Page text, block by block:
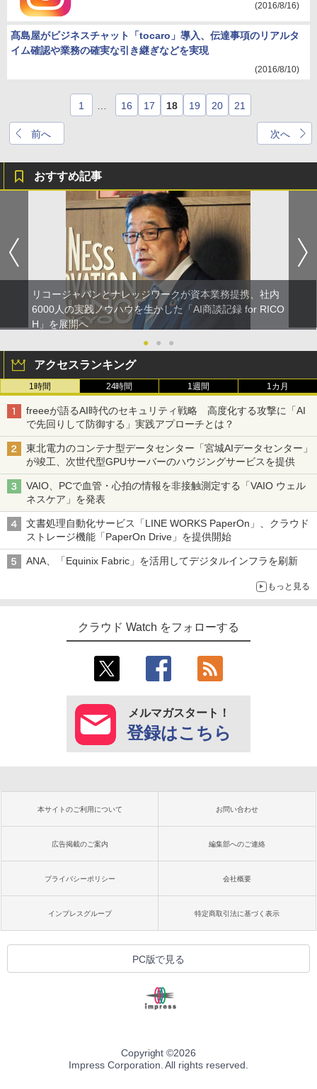
(2016/8/16)
髙島屋がビジネスチャット「tocaro」導入、伝達事項のリアルタ
イム確認や業務の確実な引き継ぎなどを実現
(2016/8/10)
前へ
1 16 17 18 19 20 21
次へ
おすすめ記事
リコージャパンとナレッジワークが資本業務提携、社内
6000人の実践ノウハウを生かした「AI商談記録 for RICO
H」を展開へ
●
● ●
アクセスランキング
1時間 24時間 1週間 1カ月
freeeが語るAI時代のセキュリティ戦略 高度化する攻撃に「AI
で先回りして防御する」実践アプローチとは？
東北電力のコンテナ型データセンター「宮城AIデータセンター」
が竣工、次世代型GPUサーバーのハウジングサービスを提供
VAIO、PCで血管・心拍の情報を非接触測定する「VAIO ウェル
ネスケア」を発表
文書処理自動化サービス「LINE WORKS PaperOn」、クラウド
ストレージ機能「PaperOn Drive」を提供開始
ANA、「Equinix Fabric」を活用してデジタルインフラを刷新
もっと見る
クラウド Watch をフォローする
メルマガスタート！
登録はこちら
本サイトのご利用について お問い合わせ
広告掲載のご案内 編集部へのご連絡
プライバシーポリシー 会社概要
インプレスグループ 特定商取引法に基づく表示
PC版で見る
Copyright ©2026
Impress Corporation. All rights reserved.